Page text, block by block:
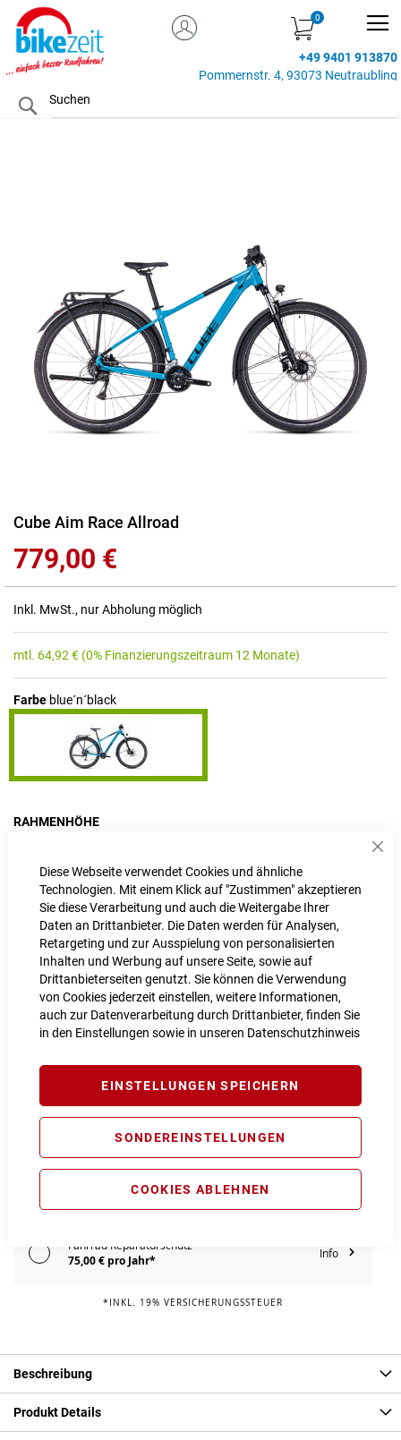
Diese Webseite verwendet Cookies und ähnliche
Technologien. Mit einem Klick auf "Zustimmen" akzeptieren
Sie diese Verarbeitung und auch die Weitergabe Ihrer
Daten an Drittanbieter. Die Daten werden für Analysen,
Retargeting und zur Ausspielung von personalisierten
Inhalten und Werbung auf unsere Seite, sowie auf
Drittanbieterseiten genutzt. Sie können die Verwendung
von Cookies jederzeit einstellen, weitere Informationen,
auch zur Datenverarbeitung durch Drittanbieter, finden Sie
in den Einstellungen sowie in unseren Datenschutzhinweis
EINSTELLUNGEN SPEICHERN
SONDEREINSTELLUNGEN
COOKIES ABLEHNEN
MEIN KONTO
+49 9401 913870
Pommernstr. 4, 93073 Neutraubling
Search
Zum
der
Bildgalerie
springen
Cube Aim Race Allroad
779,00 €
Inkl. MwSt., nur Abholung möglich
mtl. 64,92 € (0% Finanzierungszeitraum 12 Monate)
Farbe blue´n´black
RAHMENHÖHE
IN DEN WARENKORB
PROBEFAHRT VEREINBAREN
99,00 € pro Jahr*
Fahrrad Reparaturschutz
75,00 € pro Jahr*
Info
*INKL. 19% VERSICHERUNGSSTEUER
Beschreibung
Produkt Details